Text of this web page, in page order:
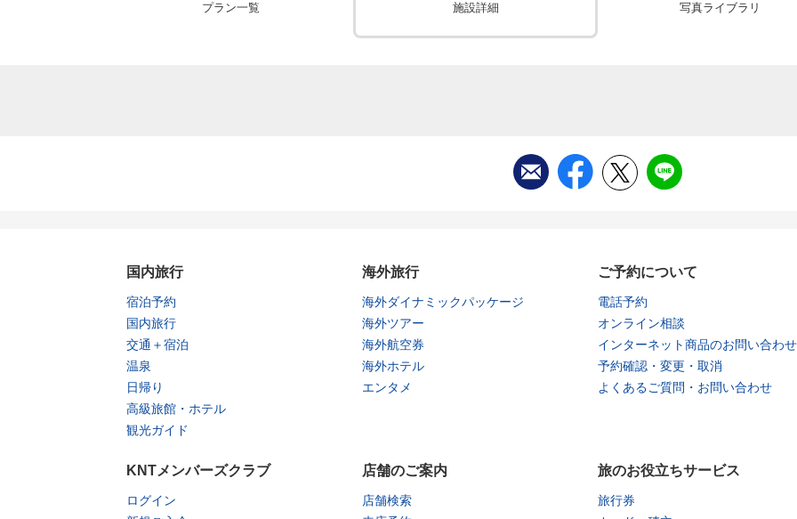
プラン一覧 施設詳細 写真ライブラリ
国内旅行
宿泊予約
国内旅行
交通＋宿泊
温泉
日帰り
高級旅館・ホテル
観光ガイド
海外旅行
海外ダイナミックパッケージ
海外ツアー
海外航空券
海外ホテル
エンタメ
ご予約について
電話予約
オンライン相談
インターネット商品のお問い合わせ
予約確認・変更・取消
よくあるご質問・お問い合わせ
KNTメンバーズクラブ
ログイン
店舗のご案内
店舗検索
旅のお役立ちサービス
旅行券